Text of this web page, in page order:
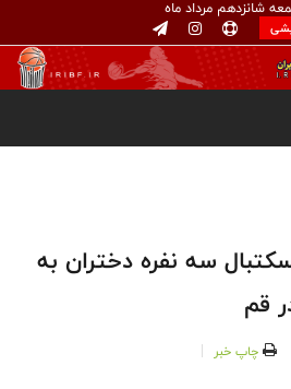
شانزدهم مرداد ماه
سه نفره دختران به
قم
چاپ خبر